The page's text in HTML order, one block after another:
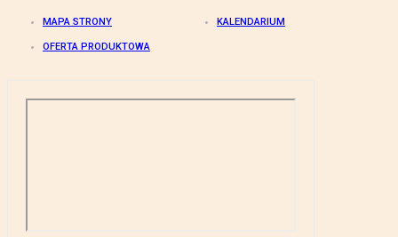
MAPA STRONY KALENDARIUM
OFERTA PRODUKTOWA